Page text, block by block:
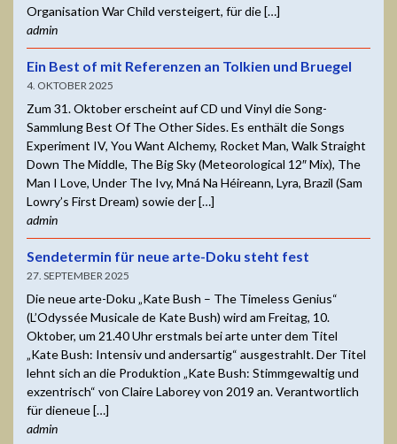
Organisation War Child versteigert, für die […]
admin
Ein Best of mit Referenzen an Tolkien und Bruegel
4. OKTOBER 2025
Zum 31. Oktober erscheint auf CD und Vinyl die Song-
Sammlung Best Of The Other Sides. Es enthält die Songs
Experiment IV, You Want Alchemy, Rocket Man, Walk Straight
Down The Middle, The Big Sky (Meteorological 12″ Mix), The
Man I Love, Under The Ivy, Mná Na Héireann, Lyra, Brazil (Sam
Lowry’s First Dream) sowie der […]
admin
Sendetermin für neue arte-Doku steht fest
27. SEPTEMBER 2025
Die neue arte-Doku „Kate Bush – The Timeless Genius“
(L’Odyssée Musicale de Kate Bush) wird am Freitag, 10.
Oktober, um 21.40 Uhr erstmals bei arte unter dem Titel
„Kate Bush: Intensiv und andersartig“ ausgestrahlt. Der Titel
lehnt sich an die Produktion „Kate Bush: Stimmgewaltig und
exzentrisch“ von Claire Laborey von 2019 an. Verantwortlich
für dieneue […]
admin